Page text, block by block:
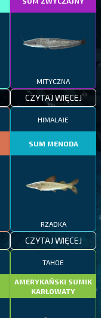
MITYCZNA
CZYTAJ WIĘCEJ
HIMALAJE
SUM MENODA
RZADKA
CZYTAJ WIĘCEJ
TAHOE
AMERYKAŃSKI SUMIK
KARŁOWATY